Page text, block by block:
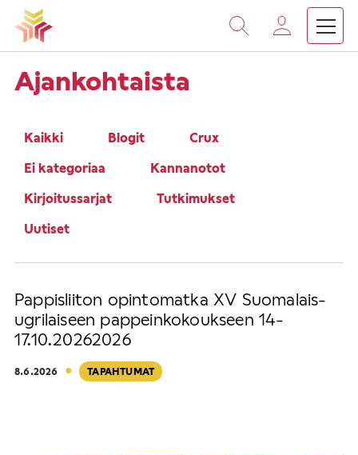
Vieritä
sisältöön
Etusivu
Ajankohtaista
Kaikki Blogit
Crux
Ei kategoriaa
Kannanotot
Kirjoitussarjat
Tutkimukset
Uutiset
Pappisliiton opintomatka XV Suomalais-
ugrilaiseen pappeinkokoukseen 14-
17.10.20262026
8.6.2026 · TAPAHTUMAT